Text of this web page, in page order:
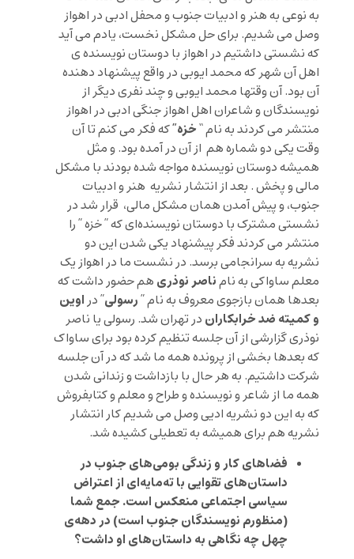
به نوعی به هنر و ادبیات جنوب و محفل ادبی در اهواز
وصل می شدیم. برای حل مشکل نخست، یادم می آید
که نشستی داشتیم در اهواز با دوستان نویسنده ی
اهل آن شهر که محمد ایوبی در واقع پیشنهاد دهنده
آن بود. آن وقتها محمد ایوبی و چند نفری دیگر از
نویسندگان و شاعران اهل اهواز جنگی ادبی در اهواز
منتشر می کردند به نام “خزه”که فکر می کنم تا آن
وقت یکی دو شماره هم از آن در آمده بود. و مثل
همیشه دوستان نویسنده مواجه شده بودند با مشکل
مالی و پخش . بعد از انتشار نشریه هنر و ادبیات
جنوب، و پیش آمدن همان مشکل مالی، قرار شد در
نشستی مشترک با دوستان نویسنده‌ای که ” خزه ” را
منتشر می کردند فکر پیشنهاد یکی شدن این دو
نشریه به سرانجامی برسد. در نشست ما در اهواز یک
معلم ساواکی به نامناصر نوذری هم حضور داشت که
بعدها همان بازجوی معروف به نام ”رسولی” دراوین
و کمیته ضد خرابکاران در تهران شد. رسولی یا ناصر
نوذری گزارشی از آن جلسه تنظیم کرده بود برای ساواک
که بعدها بخشی از پرونده همه ما شد که در آن جلسه
شرکت داشتیم. به هر حال با بازداشت و زندانی شدن
همه ما از شاعر و نویسنده و طراح و معلم و کتابفروش
که به این دو نشریه ادیی وصل می شدیم کار انتشار
نشریه هم برای همیشه به تعطیلی کشیده شد.
فضاهای کار و زندگی بومی‌های جنوب در
داستان‌های تقوایی با ته‌مایه‌ای از اعتراض
سیاسی اجتماعی منعکس است. جمع شما
(منظورم نویسندگان جنوب است) در دهه‌ی
چهل چه نگاهی به داستان‌های او داشت؟